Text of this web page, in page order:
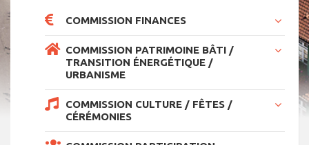
COMMISSION FINANCES
COMMISSION PATRIMOINE BÂTI /
TRANSITION ÉNERGÉTIQUE /
URBANISME
COMMISSION CULTURE / FÊTES /
CÉRÉMONIES